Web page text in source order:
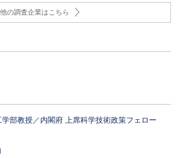
の調査企業はこちら
学部教授／内閣府 上席科学技術政策フェロー